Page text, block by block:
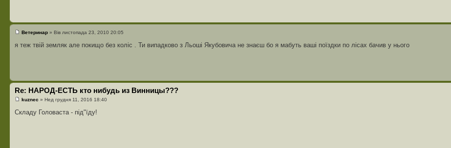
Ветеринар » Вів листопада 23, 2010 20:05
я теж твій земляк але покищо без коліс . Ти випадково з Льоші Якубовича не знаєш бо я мабуть ваші поїздки по лісах бачив у нього
Re: НАРОД-ЕСТЬ кто нибудь из Винницы???
kuznec » Нед грудня 11, 2016 18:40
Складу Головаста - під"їду!